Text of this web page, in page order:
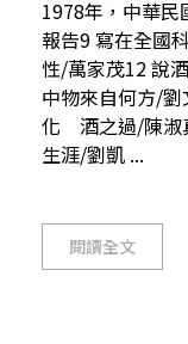
1978年，中華民
報告9 寫在全國
性/萬家茂12 說
中物來自何方/
化 酒之過/陳淑
生涯/劉凱 ...
閱讀全文